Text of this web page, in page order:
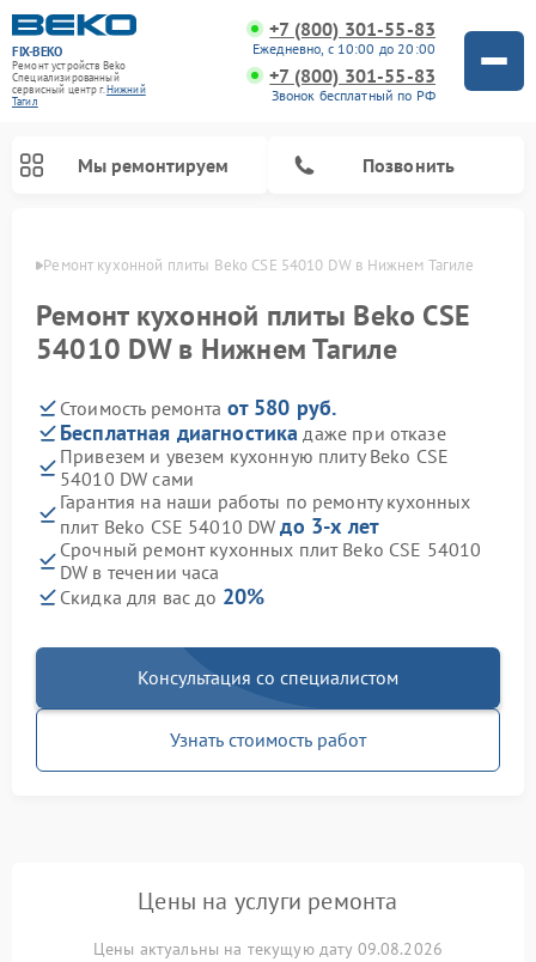
FIX-BEKO
Ремонт устройств Beko
Специализированный
cервисный центр г.Нижний
Тагил
+7 (800) 301-55-83
Ежедневно, с 10:00 до 20:00
+7 (800) 301-55-83
Звонок бесплатный по РФ
Мы ремонтируем Позвонить
Ремонт кухонной плиты Beko CSE 54010 DW в Нижнем Тагиле
Ремонт кухонной плиты Beko CSE
54010 DW в Нижнем Тагиле
Стоимость ремонта от 580 руб.
Бесплатная диагностика даже при отказе
Привезем и увезем кухонную плиту Beko CSE
54010 DW сами
Гарантия на наши работы по ремонту кухонных
плит Beko CSE 54010 DWдо 3-х лет
Срочный ремонт кухонных плит Beko CSE 54010
DW в течении часа
Скидка для вас до 20%
Консультация со специалистом
Узнать стоимость работ
Цены на услуги ремонта
Цены актуальны на текущую дату 09.08.2026